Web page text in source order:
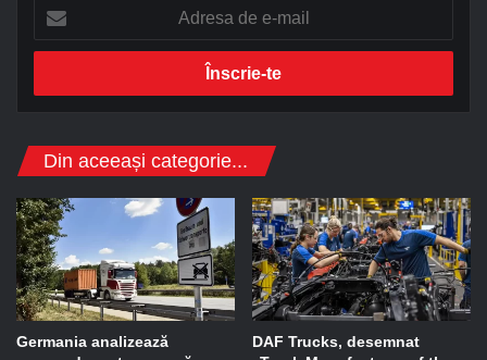
r
s
d
-
m
a
i
l
Din aceeași categorie...
Germania analizează
DAF Trucks, desemnat